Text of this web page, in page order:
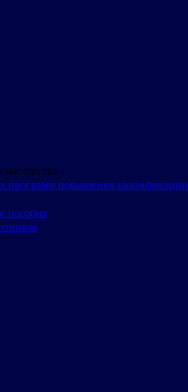
программ повышения квалификации
пособия